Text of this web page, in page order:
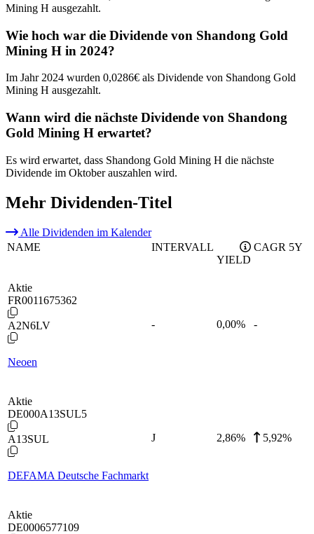
Mining H ausgezahlt.
Wie hoch war die Dividende von Shandong Gold
Mining H in 2024?
Im Jahr 2024 wurden 0,0286€ als Dividende von Shandong Gold
Mining H ausgezahlt.
Wann wird die nächste Dividende von Shandong
Gold Mining H erwartet?
Es wird erwartet, dass Shandong Gold Mining H die nächste
Dividende im Oktober auszahlen wird.
Mehr Dividenden-Titel
Alle Dividenden im Kalender
NAME
INTERVALL
YIELD
CAGR 5Y
Aktie
FR0011675362
A2N6LV
Neoen
- 0,00% -
Aktie
DE000A13SUL5
A13SUL
DEFAMA Deutsche Fachmarkt
J 2,86% 5,92%
Aktie
DE0006577109